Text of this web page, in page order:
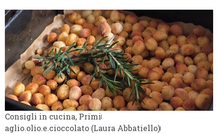
Consigli in cucina, Primi
aglio.olio.e.cioccolato (Laura Abbatiello)